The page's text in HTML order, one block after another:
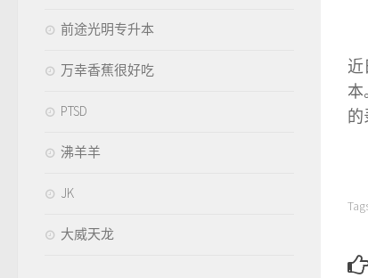
近
本
的
前途光明专升本
万幸香蕉很好吃
PTSD
沸羊羊
JK
大威天龙